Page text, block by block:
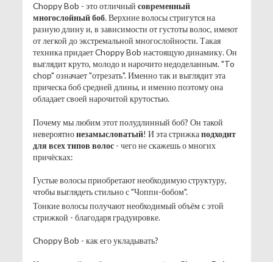
Choppy Bob - это отличный современный
многослойный боб. Верхние волосы стригутся на
разную длину и, в зависимости от густоты волос, имеют
от легкой до экстремальной многослойности. Такая
техника придает Choppy Bob настоящую динамику. Он
выглядит круто, молодо и нарочито недоделанным. "To
chop" означает "отрезать". Именно так и выглядит эта
прическа боб средней длины, и именно поэтому она
обладает своей нарочитой крутостью.
Почему мы любим этот полудлинный боб? Он такой
невероятнонезамысловатый! И эта стрижкаподходит
для всех типов волос- чего не скажешь о многих
причёсках:
Густые волосы приобретают необходимую структуру,
чтобы выглядеть стильно с "Чоппи-бобом".
Тонкие волосы получают необходимый объём с этой
стрижкой - благодаря градуировке.
Choppy Bob - как его укладывать?